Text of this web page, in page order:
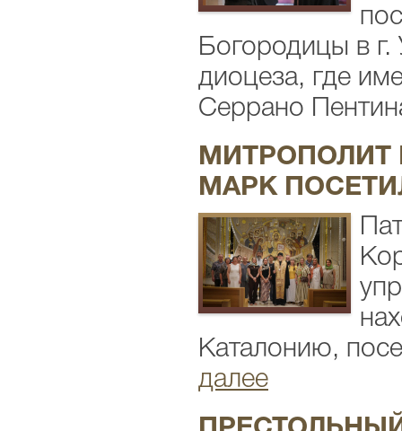
Богородицы в г.
диоцеза, где
Серрано
МИТРОПОЛИТ
МАРК
Каталонию,
далее